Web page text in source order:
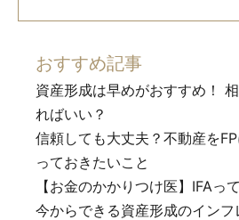
おすすめ記事
資産形成は早めがおすすめ！
ればいい？
信頼しても大丈夫？不動産を
っておきたいこと
【お金のかかりつけ医】IFAっ
今からできる資産形成のインフ